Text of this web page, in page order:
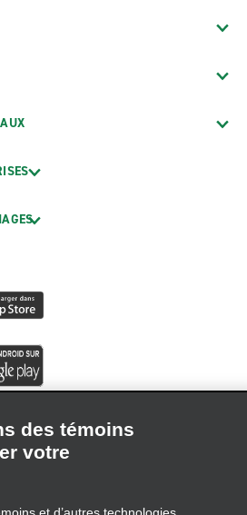
des témoins
votre